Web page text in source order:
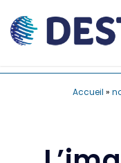
Accueil »